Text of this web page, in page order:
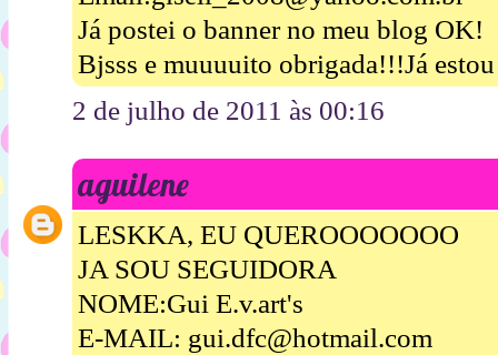
Já postei o banner no meu blog OK!
Bjsss e muuuuito obrigada!!!Já
2 de julho de 2011 às 00:16
aguilene
LESKKA, EU QUEROOOOOOO
JA SOU SEGUIDORA
NOME:Gui E.v.art's
E-MAIL: gui.dfc@hotmail.com